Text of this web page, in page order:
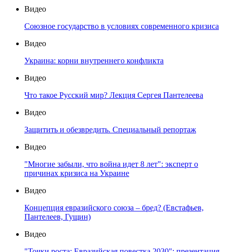
Видео
Союзное государство в условиях современного кризиса
Видео
Украина: корни внутреннего конфликта
Видео
Что такое Русский мир? Лекция Сергея Пантелеева
Видео
Защитить и обезвредить. Специальный репортаж
Видео
"Многие забыли, что война идет 8 лет": эксперт о
причинах кризиса на Украине
Видео
Концепция евразийского союза – бред? (Евстафьев,
Пантелеев, Гущин)
Видео